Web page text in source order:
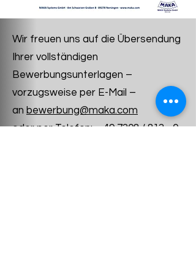
Wir freuen uns auf die Übersendung
Ihrer vollständigen
Bewerbungsunterlagen –
vorzugsweise per E-Mail –
an bewerbung@maka.com
oder per Telefon: +49 7308 / 813 - 0